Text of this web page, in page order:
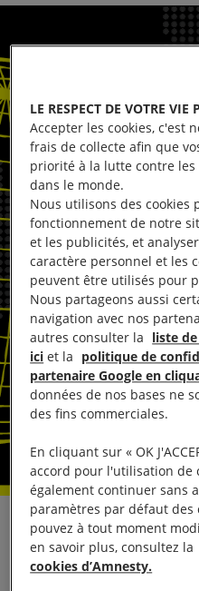
Dans une
Défenseur des droits a
LE RESPECT DE VOTRE VIE
Accepter les cookies, c'est
frais de collecte afin que
priorité à la lutte contre
dans le monde.
Nous utilisons des cookies
fonctionnement de notre
et les publicités, et
caractère personnel et les
peuvent être utilisés pour
Nous partageons aussi
navigation avec nos
autres consulter la liste
ici et la politique de
partenaire Google en
données de nos bases ne
des fins commerciales.
En cliquant sur « OK
accord pour l'utilisation de
également continuer sans
paramètres par défaut des
pouvez à tout moment
en savoir plus, consultez la
cookies d’Amnesty.